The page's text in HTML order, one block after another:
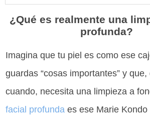
¿Qué es realmente una
profunda?
Imagina que tu piel es como ese
guardas “cosas importantes” y
cuando, necesita una limpieza a
facial profunda es ese Marie